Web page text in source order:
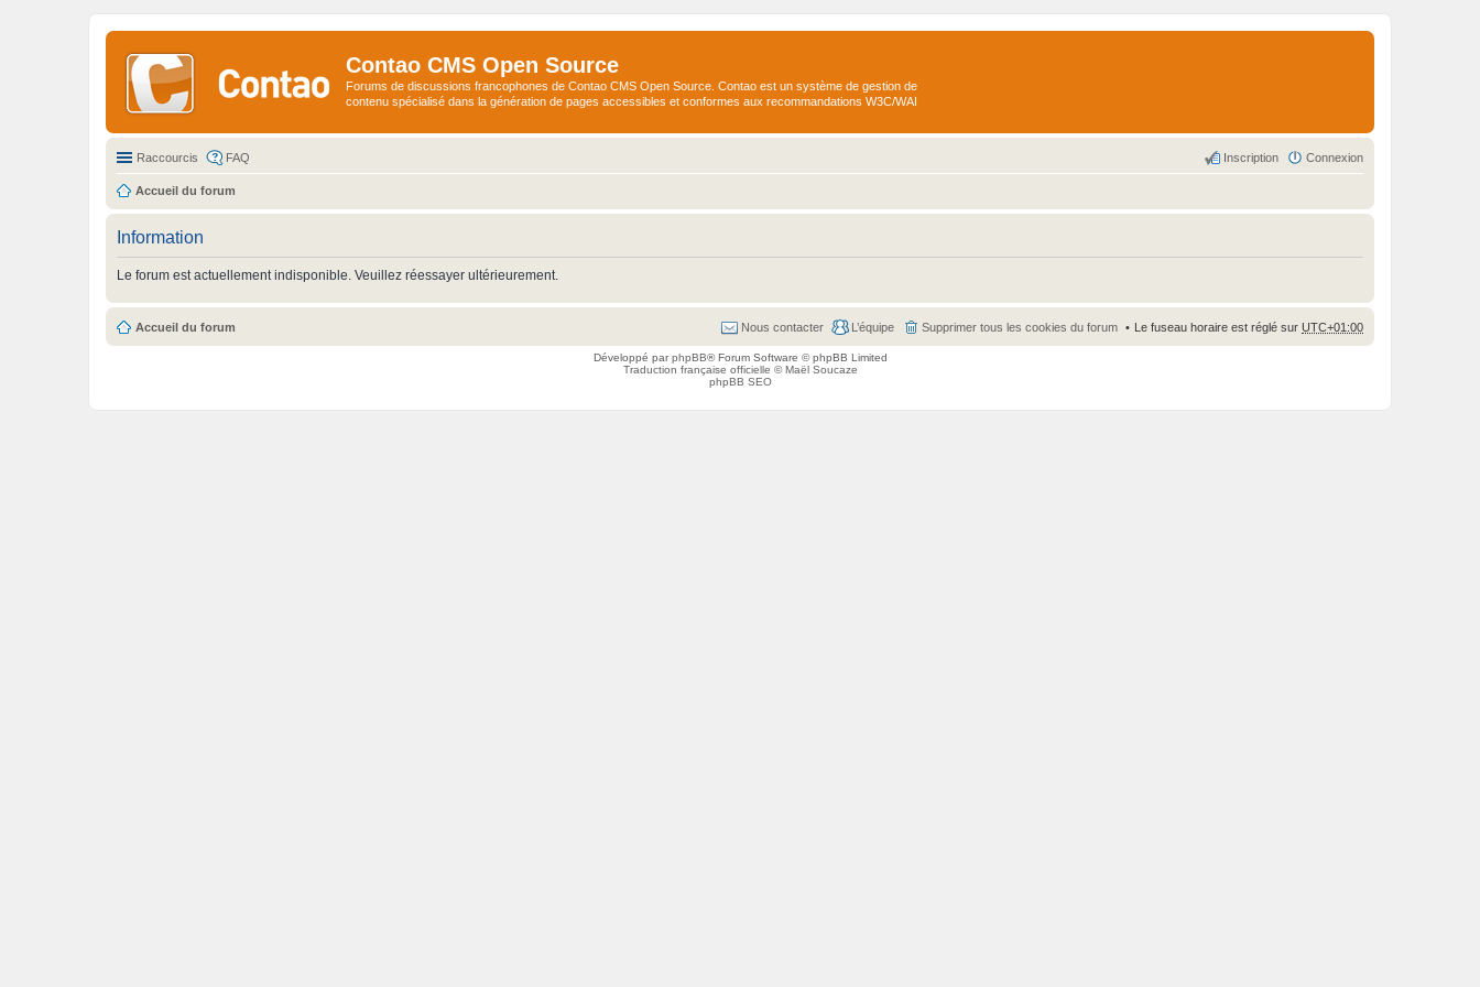
Contao CMS Open Source
Forums de discussions francophones de Contao CMS Open Source. Contao est un système de gestion de
contenu spécialisé dans la génération de pages accessibles et conformes aux recommandations W3C/WAI
Raccourcis FAQ Connexion
Inscription
Accueil du forum
Information
Le forum est actuellement indisponible. Veuillez réessayer ultérieurement.
Accueil du forum Le fuseau horaire est réglé sur UTC+01:00
Supprimer tous les cookies du forum
L’équipe
Nous contacter
Développé parphpBB® Forum Software © phpBB Limited
Traduction française officielle ©Maël Soucaze
phpBB SEO